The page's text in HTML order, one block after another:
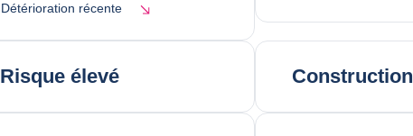
Détérioration récente
Risque élevé Construction